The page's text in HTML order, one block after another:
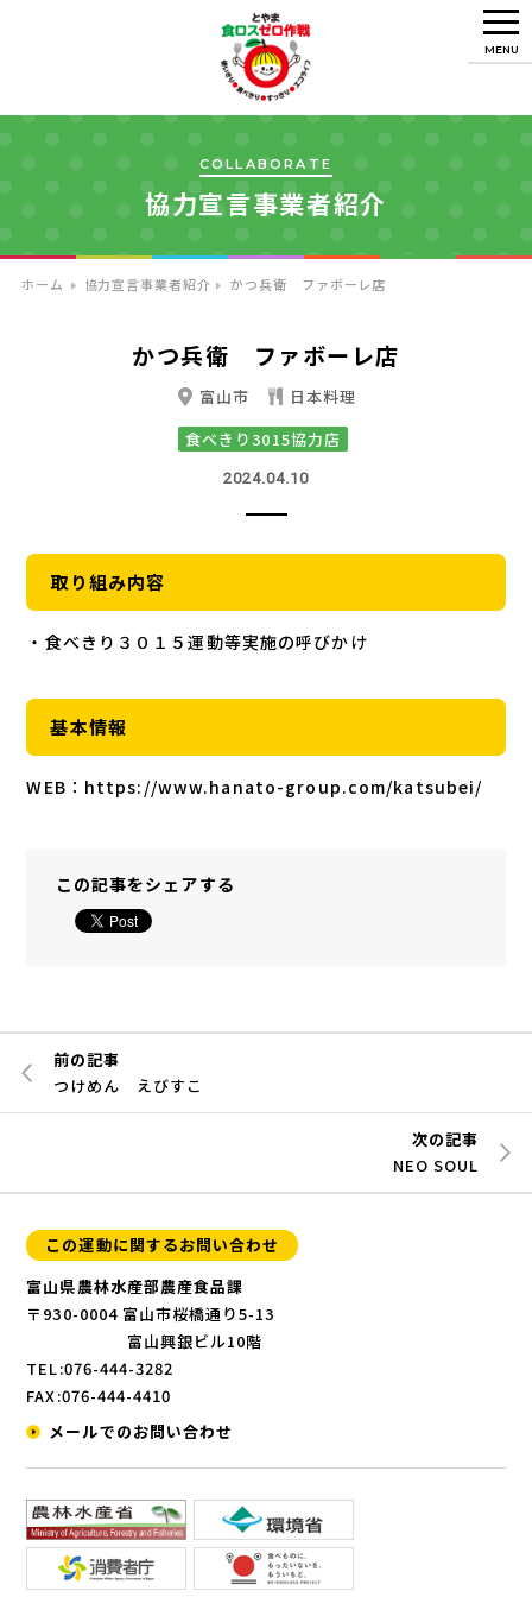
MENU
COLLABORATE
協力宣言事業者紹介
ホーム 協力宣言事業者紹介 かつ兵衛 ファボーレ店
かつ兵衛 ファボーレ店
富山市
日本料理
食べきり3015協力店
2024.04.10
取り組み内容
・食べきり３０１５運動等実施の呼びかけ
基本情報
WEB：https://www.hanato-group.com/katsubei/
この記事をシェアする
前の記事
つけめん えびすこ
次の記事
NEO SOUL
この運動に関するお問い合わせ
富山県農林水産部農産食品課
〒930-0004 富山市桜橋通り5-13
富山興銀ビル10階
TEL:076-444-3282
FAX:076-444-4410
メールでのお問い合わせ